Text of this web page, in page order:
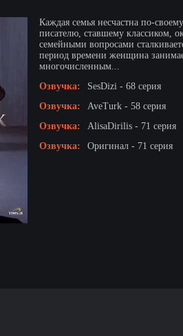
Каждая семья несчастна по-
писателю, ставшему классиком,
семейными вопросами
период времени женщина
многочисленным...
Озвучка:
SesDizi - 68 серия
Озвучка:
AveTurk - 58 серия
Озвучка:
AlisaDirilis - 71 серия
Озвучка:
Оригинал - 71 серия